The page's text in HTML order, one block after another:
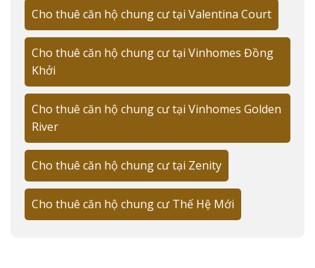
Gần trung tâm thương mại
Cộng đồng quốc tế
Các khu vực cho thuê căn hộ hot nhất Quận
1 📍
Khu Bến Nghé - The Marq:
Giá thuê: 35-111tr/tháng
Diện tích: 50-125m²
Nội thất: Cao cấp
View: Sông Sài Gòn, Bitexco
Cho thuê căn hộ chung cư tại Valentina Court
Cho thuê căn hộ chung cư tại Vinhomes Đồng
Khởi
Cho thuê căn hộ chung cư tại Vinhomes Golden
River
Cho thuê căn hộ chung cư tại Zenity
Cho thuê căn hộ chung cư Thế Hệ Mới